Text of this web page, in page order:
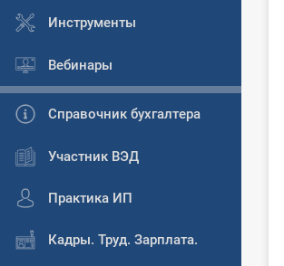
Инструменты
Вебинары
Справочник бухгалтера
Участник ВЭД
Практика ИП
Кадры. Труд. Зарплата.